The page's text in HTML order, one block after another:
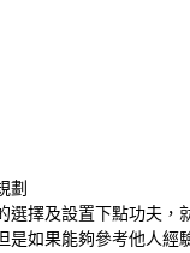
劃
選擇及設置下點功夫，
是如果能夠參考他人經